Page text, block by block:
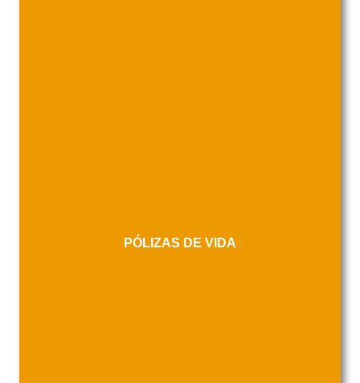
PÓLIZAS DE VIDA